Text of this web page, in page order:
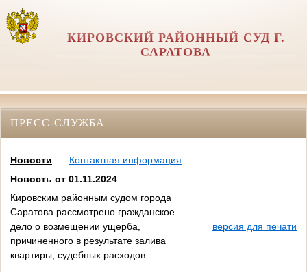
КИРОВСКИЙ РАЙОННЫЙ СУД Г.
САРАТОВА
ПРЕСС-СЛУЖБА
Новости
Контактная информация
Новость от 01.11.2024
Кировским районным судом города
Саратова рассмотрено гражданское
дело о возмещении ущерба,
причиненного в результате залива
квартиры, судебных расходов.
версия для печати